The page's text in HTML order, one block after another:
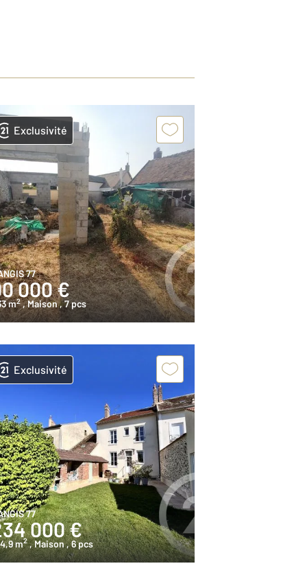
Exclusivité
77
000 €
m2 , Maison, 7 pcs
Exclusivité
77
000 €
m2 , Maison, 6 pcs